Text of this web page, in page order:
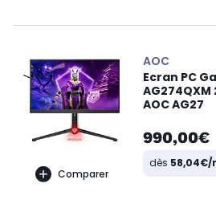
Comparer
AOC
Ecran PC
AG274QXM
AOC AG27
990,00€
dès 58,04€/